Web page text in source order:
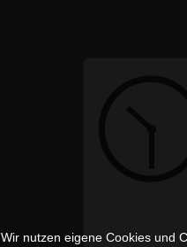
Wir nutzen eigene Cookies und